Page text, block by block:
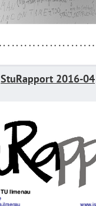
StuRapport 2016-04